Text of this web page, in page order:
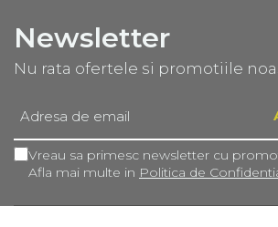
Newsletter
Nu rata ofertele si promotiile
Vreau sa primesc newsletter cu
Afla mai multe in Politica de